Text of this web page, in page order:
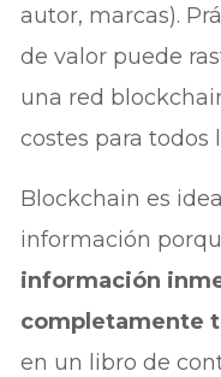
autor, marcas).
de valor puede
una red
costes para todos
Blockchain es
información
información
completamente
en un libro de